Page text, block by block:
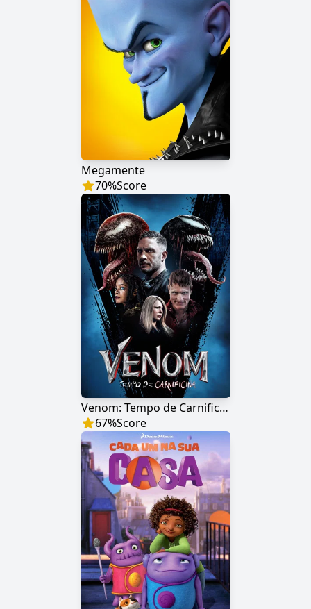
Megamente
70%Score
Venom: Tempo de Carnificina
67%Score